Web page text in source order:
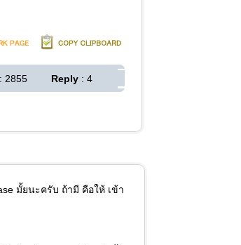
: 2855 Reply : 4
มั้ยนะครับ ถ้ามี คือให้ เข้า